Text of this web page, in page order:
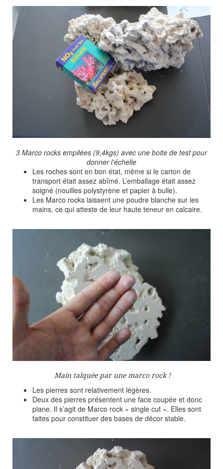
3 Marco rocks empilées (9,4kgs) avec une boite de test pour
donner l’échelle
Les roches sont en bon état, même si le carton de
transport était assez abîmé. L’emballage était assez
soigné (nouilles polystyrène et papier à bulle).
Les Marco rocks laissent une poudre blanche sur les
mains, ce qui atteste de leur haute teneur en calcaire.
Main talquée par une marco rock !
Les pierres sont relativement légères.
Deux des pierres présentent une face coupée et donc
plane. Il s’agit de Marco rock « single cut ». Elles sont
faites pour constituer des bases de décor stable.